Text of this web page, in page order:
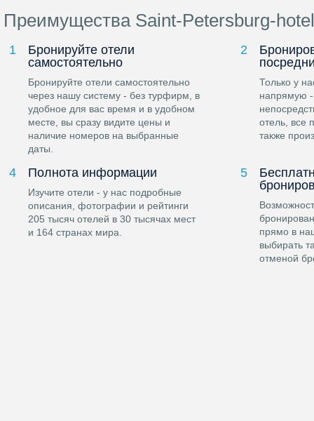
Преимущества Saint-Petersburg-
1
Бронируйте отели
самостоятельно
Бронируйте отели самостоятельно
через нашу систему - без турфирм, в
удобное для вас время и в удобном
месте, вы сразу видите цены и
наличие номеров на выбранные
даты.
2
Только у
напрямую -
отель, все
также
4 Полнота информации
Изучите отели - у нас подробные
описания, фотографии и рейтинги
205 тысяч отелей в 30 тысячах мест
и 164 странах мира.
5
прямо в
выбирать
отменой